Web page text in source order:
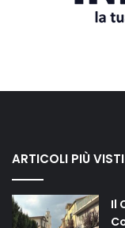
ARTICOLI PIÙ VISTI
Il